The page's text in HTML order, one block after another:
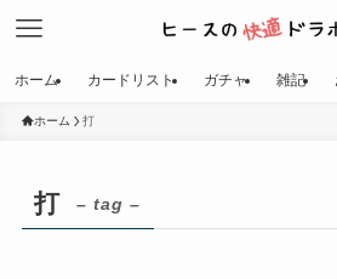
ホーム カードリスト ガチャ 雑記
ホーム 打
打 – tag –